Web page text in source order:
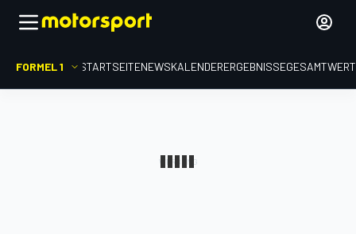
FORMEL 1 STARTSEITENEWSKALENDERERGEBNISSE